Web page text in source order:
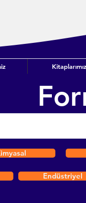
Kitaplarımız
Endüstriyel